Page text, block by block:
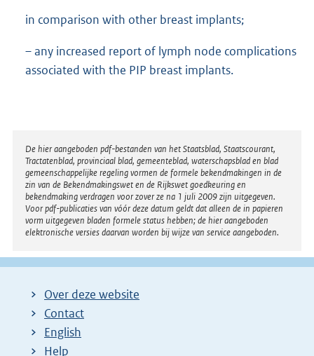
in comparison with other breast implants;
– any increased report of lymph node complications
associated with the PIP breast implants.
Disclaimer
De hier aangeboden pdf-bestanden van het Staatsblad, Staatscourant,
Tractatenblad, provinciaal blad, gemeenteblad, waterschapsblad en blad
gemeenschappelijke regeling vormen de formele bekendmakingen in de
zin van de Bekendmakingswet en de Rijkswet goedkeuring en
bekendmaking verdragen voor zover ze na 1 juli 2009 zijn uitgegeven.
Voor pdf-publicaties van vóór deze datum geldt dat alleen de in papieren
vorm uitgegeven bladen formele status hebben; de hier aangeboden
elektronische versies daarvan worden bij wijze van service aangeboden.
Over deze website
Contact
English
Help